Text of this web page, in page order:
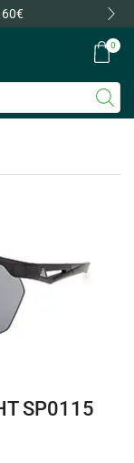
60€
0
SP0115